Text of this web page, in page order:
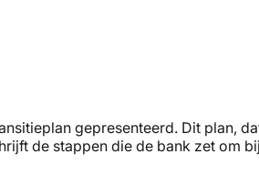
gepresenteerd. Dit plan,
de stappen die de bank zet om